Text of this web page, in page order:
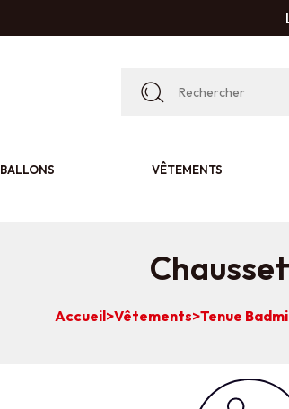
BALLONS VÊTEMENTS
Accueil>Vêtements>Tenue